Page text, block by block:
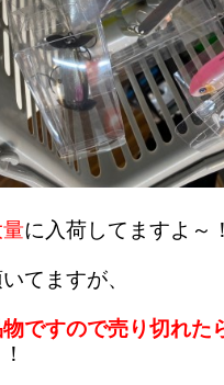
に入荷してますよ～
てますが、
ですので売り切れた